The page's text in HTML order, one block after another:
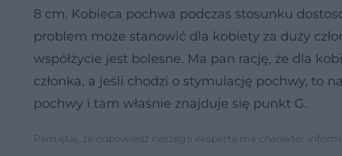
8 cm. Kobieca pochwa podczas stosunku
problem może stanowić dla kobiety za duży
współżycie jest bolesne. Ma pan rację, że dla
członka, a jeśli chodzi o stymulację pochwy, to
pochwy i tam właśnie znajduje się punkt G.
Pamiętaj, że odpowiedź naszego eksperta ma charakter